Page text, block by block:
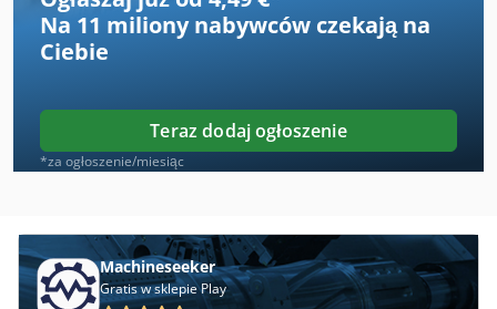
Kity 639
Maszyna Do Gięcia
Maszyna Do Gięcia Obrotowe
Maszyna Do Spawania Geberit
Maszyny Do Drewna
Na 11 miliony nabywców czekają na
Ciebie
Teraz dodaj ogłoszenie
*za ogłoszenie/miesiąc
Machineseeker
Gratis w sklepie Play